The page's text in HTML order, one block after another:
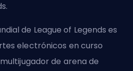
de League of Legends es
electrónicos en curso
de arena de